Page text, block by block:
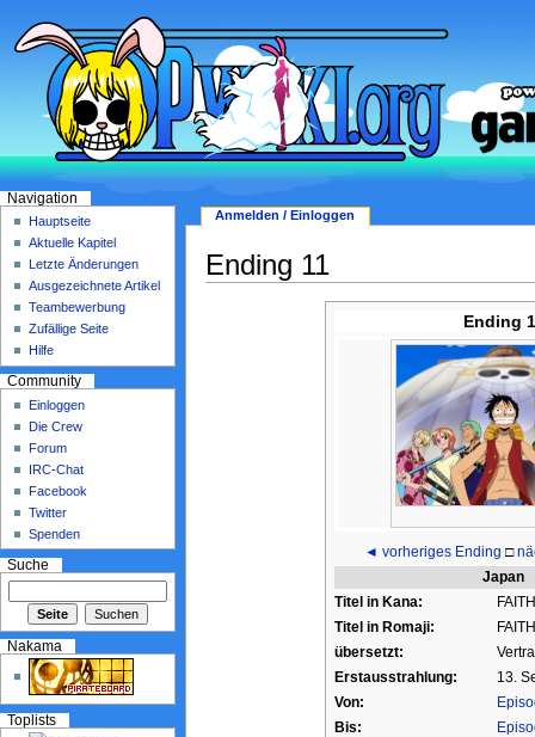
Ending 11
Ending
◄ vorheriges Ending □
Japan
Titel in Kana:
FAITH
Titel in Romaji:
FAITH
übersetzt:
Erstausstrahlung:
13.
Von:
Bis:
Anmelden / Einloggen
Navigation
Hauptseite
Aktuelle Kapitel
Letzte Änderungen
Ausgezeichnete Artikel
Teambewerbung
Zufällige Seite
Hilfe
Community
Einloggen
Die Crew
Forum
IRC-Chat
Facebook
Twitter
Spenden
Suche
Nakama
Toplists